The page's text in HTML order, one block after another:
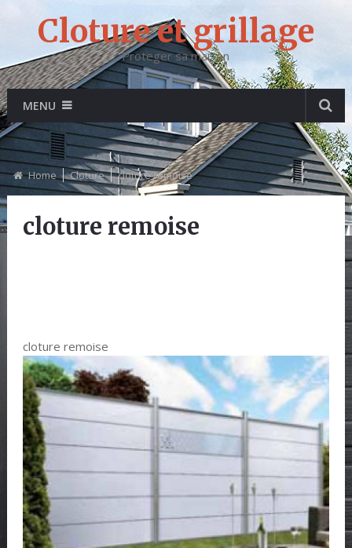
Cloture et grillage
Proteger sa maison
MENU
Home Cloture cloture remoise
cloture remoise
cloture remoise